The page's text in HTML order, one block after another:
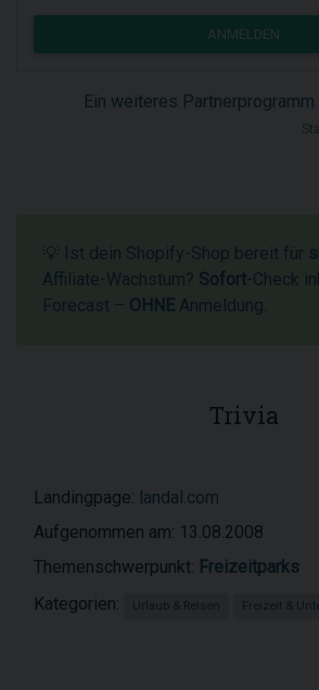
ANMELDEN
Ein weiteres
💡 Ist dein Shopify-Shop bereit für
Affiliate-Wachstum? Sofort-Check
Forecast – OHNE Anmeldung.
Trivia
Landingpage: landal.com
Aufgenommen am: 13.08.2008
Themenschwerpunkt: Freizeitparks
Kategorien:
Urlaub & Reisen Freizeit &